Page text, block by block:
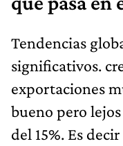
Tendencias
significativos.
exportaciones
bueno pero
del 15%. Es